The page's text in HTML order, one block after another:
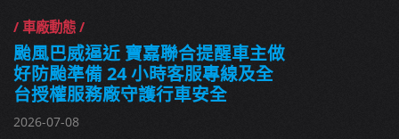
/ 車廠動態 /
颱風巴威逼近 寶嘉聯合提醒車主做
好防颱準備 24 小時客服專線及全
台授權服務廠守護行車安全
2026-07-08